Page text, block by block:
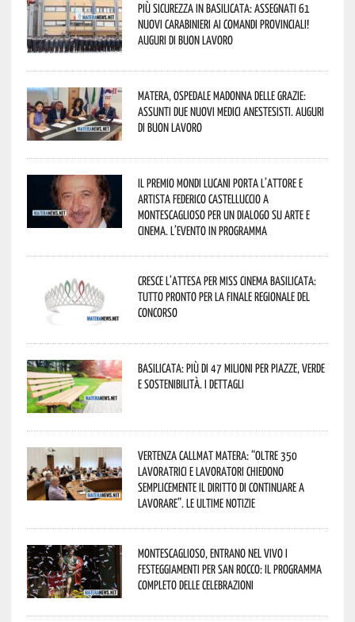
Più sicurezza in Basilicata: assegnati 61
nuovi Carabinieri ai Comandi provinciali!
Auguri di buon lavoro
Matera, Ospedale Madonna delle Grazie:
assunti due nuovi medici anestesisti. Auguri
di buon lavoro
Il Premio Mondi Lucani porta l’attore e
artista Federico Castelluccio a
Montescaglioso per un dialogo su arte e
cinema. L’evento in programma
Cresce l’attesa per Miss Cinema Basilicata:
tutto pronto per la finale regionale del
concorso
Basilicata: più di 47 milioni per piazze, verde
e sostenibilità. I dettagli
Vertenza CallMat Matera: “Oltre 350
lavoratrici e lavoratori chiedono
semplicemente il diritto di continuare a
lavorare”. Le ultime notizie
Montescaglioso, entrano nel vivo i
festeggiamenti per San Rocco: il programma
completo delle celebrazioni